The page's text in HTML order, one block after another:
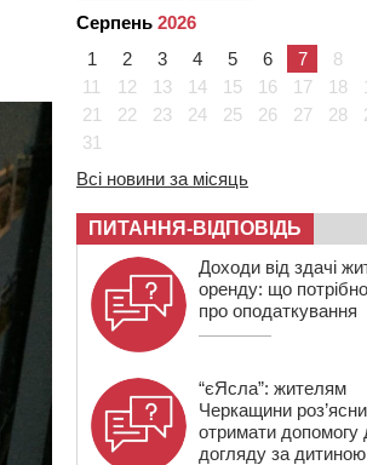
Серпень 2026
1
2 3 4 5 6 7 8
11
12 13 14 15 16 17 18
21
22 23 24 25 26 27 28
31
Всі новини за місяць
ПИТАННЯ-ВІДПОВІДЬ
Доходи від здачі
оренду: що
про оподаткування
“єЯсла”: жителям
Черкащини
отримати допомогу
догляду за дитиною